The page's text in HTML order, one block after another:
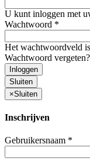
U kunt inloggen met
Wachtwoord *
Het wachtwoordveld
Wachtwoord
Inloggen
Sluiten
×Sluiten
Inschrijven
Gebruikersnaam *